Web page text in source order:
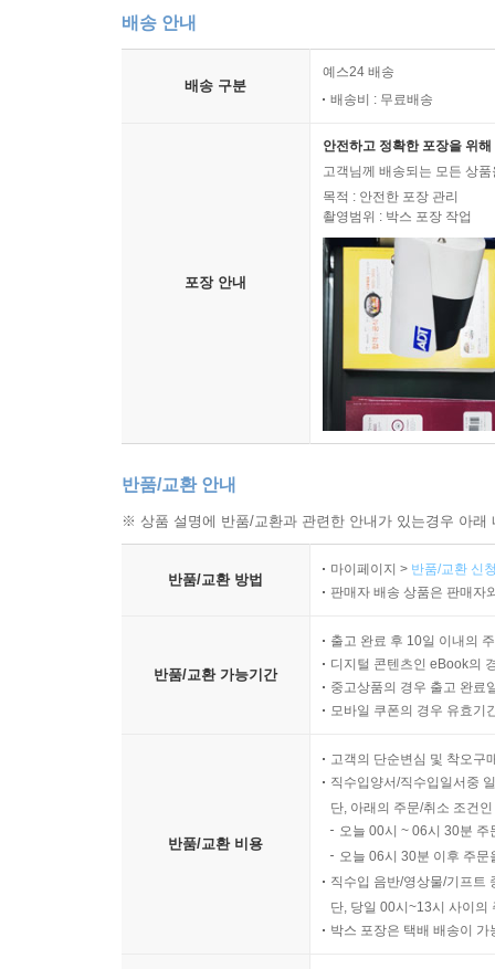
한국의 교사양성, 즉 교사교육이 어디에서 어
누구나 전제하고 있듯, 한국의 교사는 유능하고,
반드시 이수해야 하는 교직과목의 종류, 각 전공
길러내기에 적절한 능력들을 지니고 있을까? 다
목적에 충실한가? 이 목적에 충실하다는 말의
들여놓도록 의도하듯, 교사대 졸업생들은 교사가
사실 위에서 질문한 내용에 대해 뭐하나 뽀
교사교육자로, 또 교사교육을 받고 교사경력을
교사교육기관인 사범대학과 교육대학교의 조직,
한다고 생각한다. 간단하게 우리가 가진 문제의
있다. 따라서 여기서의 논의는 한국교사교육에 대
합격하기 위해서는 ‘노량진 교육학 학원’, ‘인
교사대의 교육과정만으로는 임용시험에 합격하
시험준비 강좌를 이수해야 한다. 따라서 교사대
그렇다고 믿고 있을 뿐이다. 매년 교사임용을
제공되지 않는다. 그냥 결과로서 받아들여지고 인
교육학개론을 수강해야 하고, 몇몇 교직강좌를
특수교육, 학교폭력 대책 및 예방 등. 큰 변화
수강해야 하는 강좌의 종류가 약간 바뀐 정도일
교육실습을 강조하기 위한 강좌가 등장했지만,
강화하고 있는지는 아무런 정보를 전해주지 못
가르치고 있는 상황이 연출되고 있다.
셋째, 교사교육을 담당하는 교사대 교수진은 교
없다. 교사교육을 담당하는 데 가장 적합한 능력
있어야 하고, 이를 어떤 교육적 개입과 과정을 통
있지 못하다. 교사에게 필요한 능력이 무엇인지
배송 안내
배송 구분
예스24 배송
배송비 : 무료배송
포장 안내
안전하고 정확한 포장을 위
고객님께 배송되는 모든 상
목적 : 안전한 포장 관리
촬영범위 : 박스 포장 작업
반품/교환 안내
※ 상품 설명에 반품/교환과 관련한 안내가 있는경우 아
반품/교환 방법
마이페이지 > 반품/교환 신
판매자 배송 상품은 판매자
반품/교환 가능기간
출고 완료 후 10일 이내의
디지털 콘텐츠인 eBook의
중고상품의 경우 출고 완료
모바일 쿠폰의 경우 유효기
반품/교환 비용
고객의 단순변심 및 착오구
직수입양서/직수입일서중
단, 아래의 주문/취소 조건
오늘 00시 ~ 06시 30분
오늘 06시 30분 이후 주
직수입 음반/영상물/기프트
단, 당일 00시~13시 사이의
박스 포장은 택배 배송이